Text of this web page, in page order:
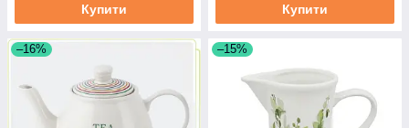
Купити Купити
–16% –15%